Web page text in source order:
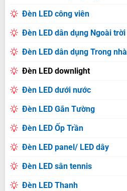
Đèn LED công viên
Đèn LED dân dụng Ngoài trời
Đèn LED dân dụng Trong nhà
Đèn LED downlight
Đèn LED dưới nước
Đèn LED Gắn Tường
Đèn LED Ốp Trần
Đèn LED panel/ LED dây
Đèn LED sân tennis
Đèn LED Thanh